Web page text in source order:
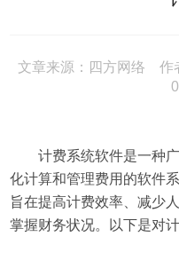
文章来源：四方网络
计费系统软件是一种广
化计算和管理费用的软件
旨在提高计费效率、减少
掌握财务状况。以下是对